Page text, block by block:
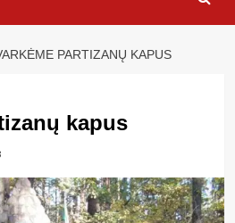
PARTIZANŲ KAPUS
kapus